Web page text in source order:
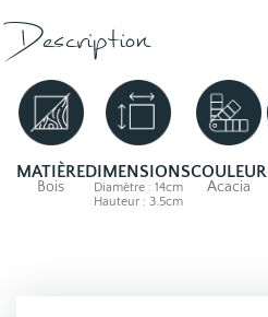
Description
MATIÈRE
Bois
DIMENSIONS
Diamètre : 14cm
Hauteur : 3.5cm
COULEUR
Acacia